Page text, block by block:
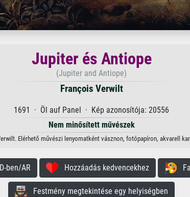
Jupiter és Antiope
(Jupiter and Antiope)
François Verwilt
1691 · Öl auf Panel · Kép azonosítója: 20556
Nem minősített művészek
Elérhető művészi lenyomatként vásznon, fotópapíron, akvarell
ben/AR Hozzáadás kedvencekhez
Festmény megtekintése egy helyiségben